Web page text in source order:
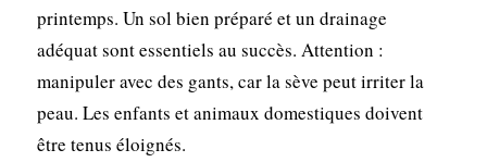
printemps. Un sol bien préparé et un drainage
adéquat sont essentiels au succès. Attention :
manipuler avec des gants, car la sève peut irriter la
peau. Les enfants et animaux domestiques doivent
être tenus éloignés.